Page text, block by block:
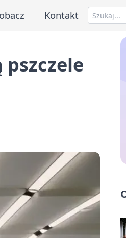
Kontakt